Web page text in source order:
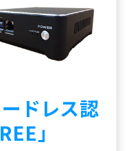
ドレス認
」